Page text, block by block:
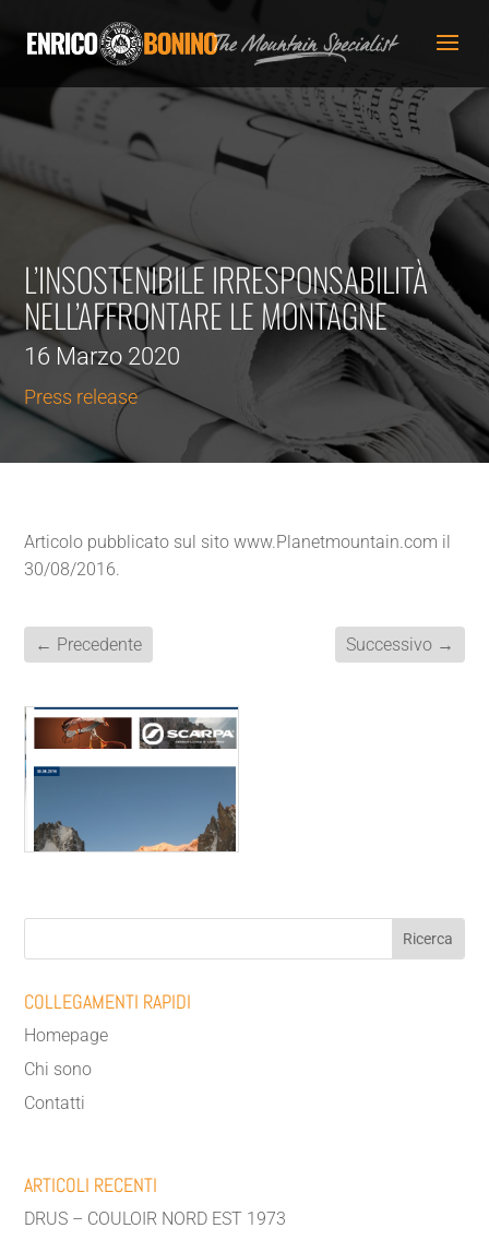
L’INSOSTENIBILE IRRESPONSABILITÀ
NELL’AFFRONTARE LE MONTAGNE
16 Marzo 2020
Press release
Articolo pubblicato sul sito www.Planetmountain.com il
30/08/2016.
← Precedente Successivo→
COLLEGAMENTI RAPIDI
Homepage
Chi sono
Contatti
ARTICOLI RECENTI
DRUS – COULOIR NORD EST 1973